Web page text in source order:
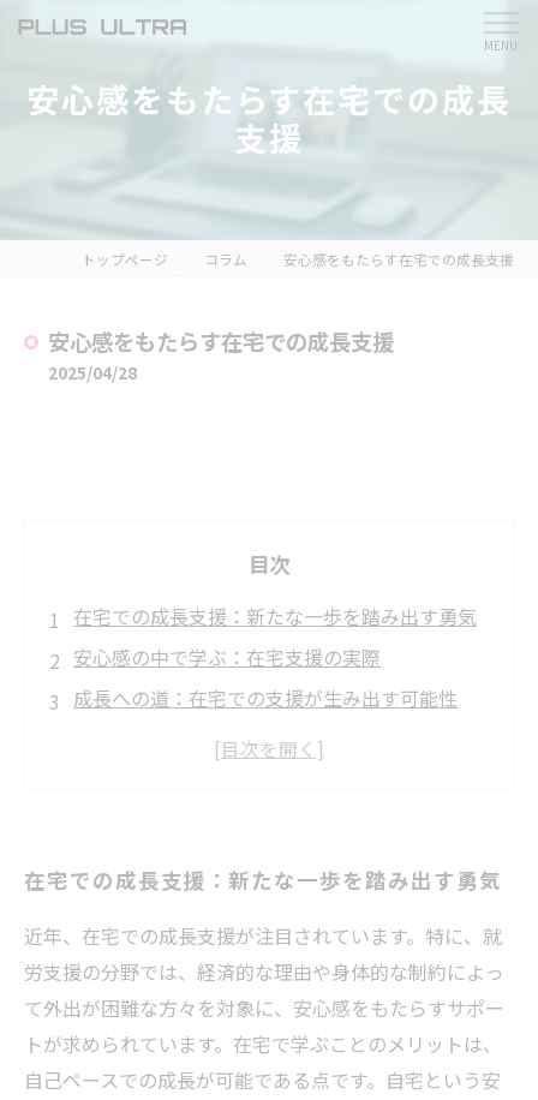
安心感をもたらす在宅での成長
支援
トップページ コラム 安心感をもたらす在宅での成長支援
安心感をもたらす在宅での成長支援
2025/04/28
目次
在宅での成長支援：新たな一歩を踏み出す勇気
安心感の中で学ぶ：在宅支援の実際
成長への道：在宅での支援が生み出す可能性
成功事例から学ぶ：在宅にもたらされる安心感
化する方法
在宅での成長支援：これからのキャリアを築く
ために
在宅での成長支援：新たな一歩を踏み出す勇気
近年、在宅での成長支援が注目されています。特に、就
労支援の分野では、経済的な理由や身体的な制約によっ
て外出が困難な方々を対象に、安心感をもたらすサポー
トが求められています。在宅で学ぶことのメリットは、
自己ペースでの成長が可能である点です。自宅という安